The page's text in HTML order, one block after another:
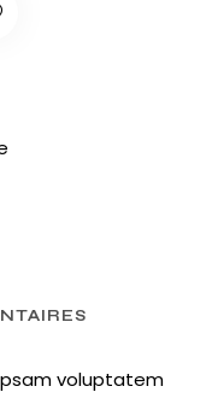
voluptatem